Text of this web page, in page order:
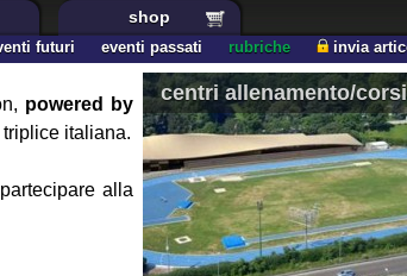
shop
futuri eventi passati rubriche invia
powered by
italiana.
alla
centri allenamento/corsi